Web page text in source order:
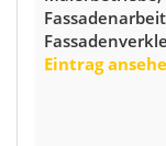
Eintrag